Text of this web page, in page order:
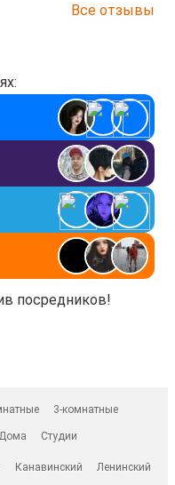
Все отзывы
посредников!
3-комнатные
Дома Студии
Канавинский Ленинский